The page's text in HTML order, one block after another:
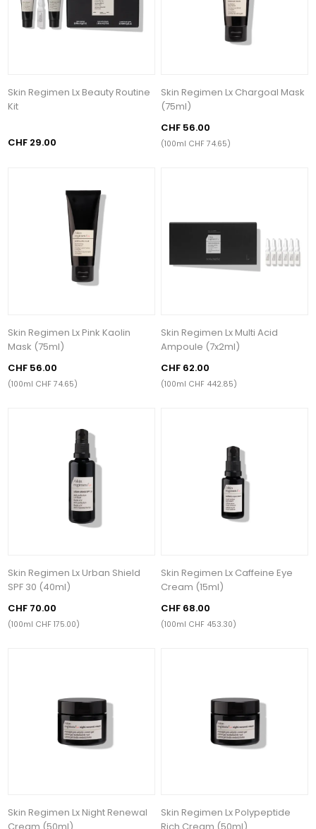
Skin Regimen Lx Beauty Routine
Kit
CHF 29.00
Skin Regimen Lx Chargoal Mask
(75ml)
CHF 56.00
(100ml CHF 74.65)
Skin Regimen Lx Pink Kaolin
Mask (75ml)
CHF 56.00
(100ml CHF 74.65)
Skin Regimen Lx Multi Acid
Ampoule (7x2ml)
CHF 62.00
(100ml CHF 442.85)
Skin Regimen Lx Urban Shield
SPF 30 (40ml)
CHF 70.00
(100ml CHF 175.00)
Skin Regimen Lx Caffeine Eye
Cream (15ml)
CHF 68.00
(100ml CHF 453.30)
Skin Regimen Lx Night Renewal
Skin Regimen Lx Polypeptide